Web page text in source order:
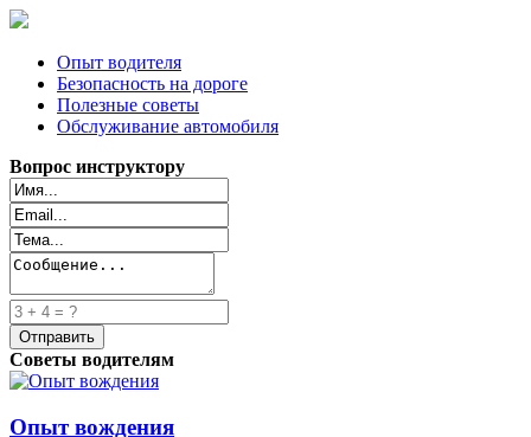
Опыт водителя
Безопасность на дороге
Полезные советы
Обслуживание автомобиля
Вопрос инструктору
Советы водителям
Опыт вождения